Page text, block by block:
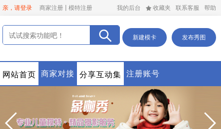
亲，请登录 商家注册 模特注册 我的后台 收藏夹 联系客服 帮助
新建模卡 发布秀图
网站首页 商家对接 分享互动集 注册账号